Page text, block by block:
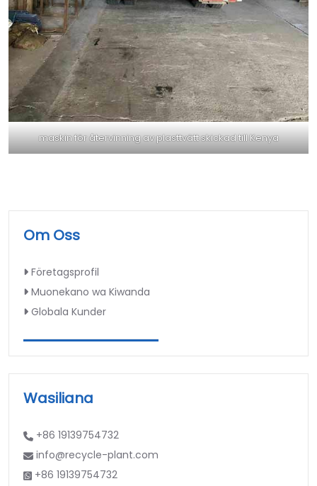
maskin för återvinning av plasttvätt skickad till Kenya
Om Oss
Företagsprofil
Muonekano wa Kiwanda
Globala Kunder
Wasiliana
+86 19139754732
info@recycle-plant.com
+86 19139754732